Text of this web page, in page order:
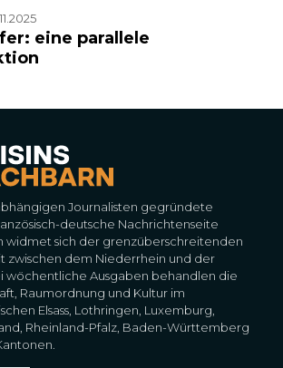
eine parallele
Journalisten gegründete
deutsche Nachrichtenseite
widmet sich der grenzüberschreitenden
zwischen dem Niederrhein und der
wöchentliche Ausgaben behandlen die
Raumordnung und Kultur im
Elsass, Lothringen, Luxemburg,
Rheinland-Pfalz, Baden-Württemberg